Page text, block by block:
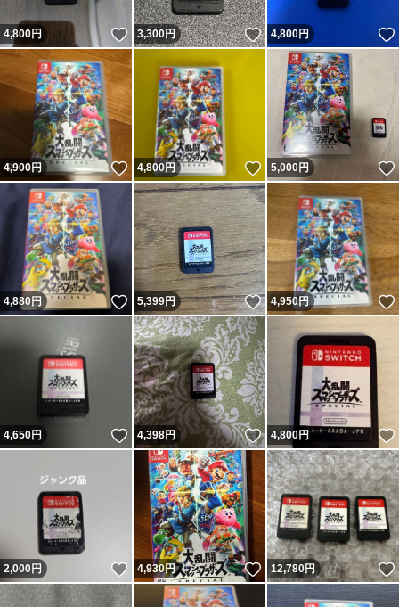
4,800円 いいね！
3,300円 いいね！
4,800円
4,900円 いいね！
4,800円 いいね！
5,000円
4,880円 いいね！
5,399円 いいね！
4,950円
4,650円 いいね！
4,398円 いいね！
4,800円
2,000円 いいね！
4,930円 いいね！
12,780円